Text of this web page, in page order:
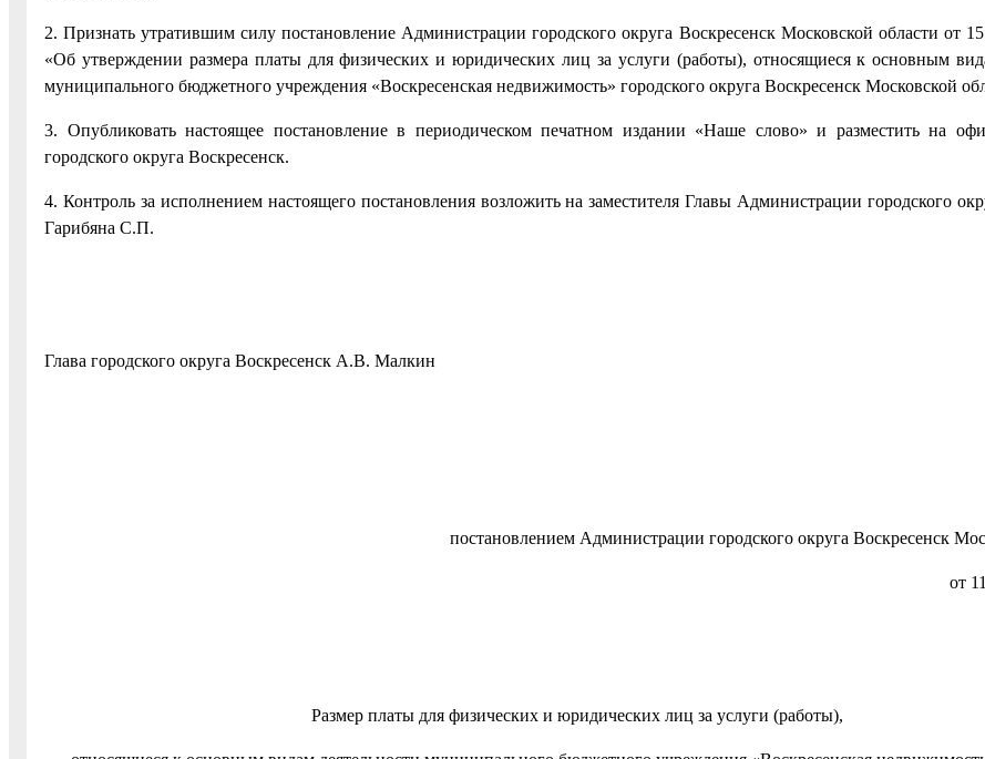
2. Признать утратившим силу постановление Администрации городского округа Воскресенск Московской области от
«Об утверждении размера платы для физических и юридических лиц за услуги (работы), относящиеся к основным
муниципального бюджетного учреждения «Воскресенская недвижимость» городского округа Воскресенск Московской
3. Опубликовать настоящее постановление в периодическом печатном издании «Наше слово» и разместить на
городского округа Воскресенск.
4. Контроль за исполнением настоящего постановления возложить на заместителя Главы Администрации городского
Гарибяна С.П.
Глава городского округа Воскресенск А.В. Малкин
постановлением Администрации городского округа Воскресенск
от
Размер платы для физических и юридических лиц за услуги (работы),